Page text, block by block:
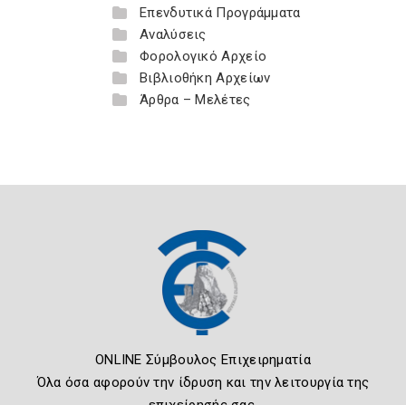
Επενδυτικά Προγράμματα
Αναλύσεις
Φορολογικό Αρχείο
Βιβλιοθήκη Αρχείων
Άρθρα – Μελέτες
ONLINE Σύμβουλος Επιχειρηματία
Όλα όσα αφορούν την ίδρυση και την λειτουργία της